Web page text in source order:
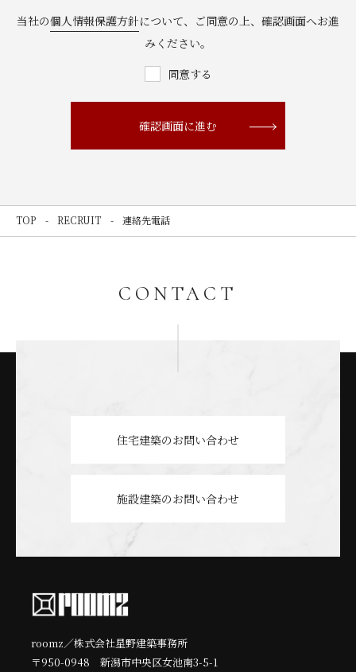
当社の個人情報保護方針について、ご同意の上、確認画面へお進
みください。
同意する
確認画面に進む
TOP RECRUIT 連絡先電話
CONTACT
住宅建築のお問い合わせ
施設建築のお問い合わせ
roomz／株式会社星野建築事務所
〒950-0948 新潟市中央区女池南3-5-1